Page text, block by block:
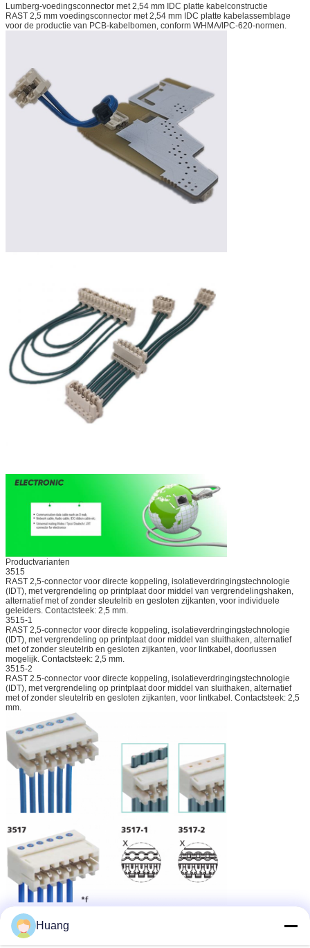
Lumberg-voedingsconnector met 2,54 mm IDC platte kabelconstructie
RAST 2,5 mm voedingsconnector met 2,54 mm IDC platte kabelassemblage
voor de productie van PCB-kabelbomen, conform WHMA/IPC-620-normen.
Productvarianten
3515
RAST 2,5-connector voor directe koppeling, isolatieverdringingstechnologie
(IDT), met vergrendeling op printplaat door middel van vergrendelingshaken,
alternatief met of zonder sleutelrib en gesloten zijkanten, voor individuele
geleiders. Contactsteek: 2,5 mm.
3515-1
RAST 2,5-connector voor directe koppeling, isolatieverdringingstechnologie
(IDT), met vergrendeling op printplaat door middel van sluithaken, alternatief
met of zonder sleutelrib en gesloten zijkanten, voor lintkabel, doorlussen
mogelijk. Contactsteek: 2,5 mm.
3515-2
RAST 2.5-connector voor directe koppeling, isolatieverdringingstechnologie
(IDT), met vergrendeling op printplaat door middel van sluithaken, alternatief
met of zonder sleutelrib en gesloten zijkanten, voor lintkabel. Contactsteek: 2,5
mm.
Huang